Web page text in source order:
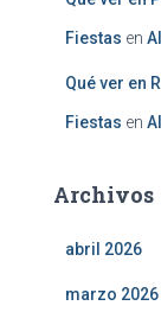
Fiestas en
Qué ver en
Fiestas en
Archivos
abril 2026
marzo 2026